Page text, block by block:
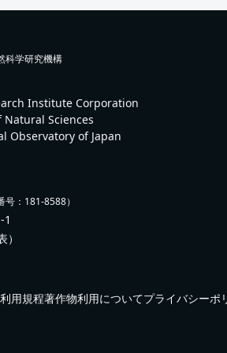
科学研究機構
Institute Corporation
Sciences
Observatory of Japan
号：181-8588）
1
）
利用規程著作物利用についてプライバシーポ